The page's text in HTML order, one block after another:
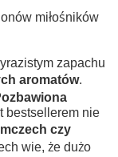
miłośników
zapachu
aromatów.
bestsellerem nie
czy
wie, że dużo